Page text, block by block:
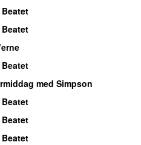
Beatet
Beatet
Beatet
med Simpson
Beatet
Beatet
Beatet